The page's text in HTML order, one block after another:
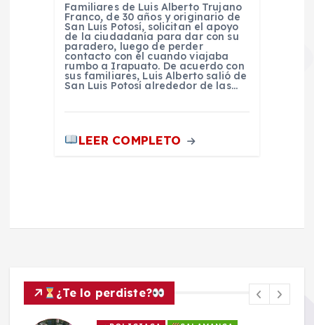
Familiares de Luis Alberto Trujano
Franco, de 30 años y originario de
San Luis Potosí, solicitan el apoyo
de la ciudadanía para dar con su
paradero, luego de perder
contacto con él cuando viajaba
rumbo a Irapuato. De acuerdo con
sus familiares, Luis Alberto salió de
San Luis Potosí alrededor de las…
LEER COMPLETO
¿Te lo perdiste?